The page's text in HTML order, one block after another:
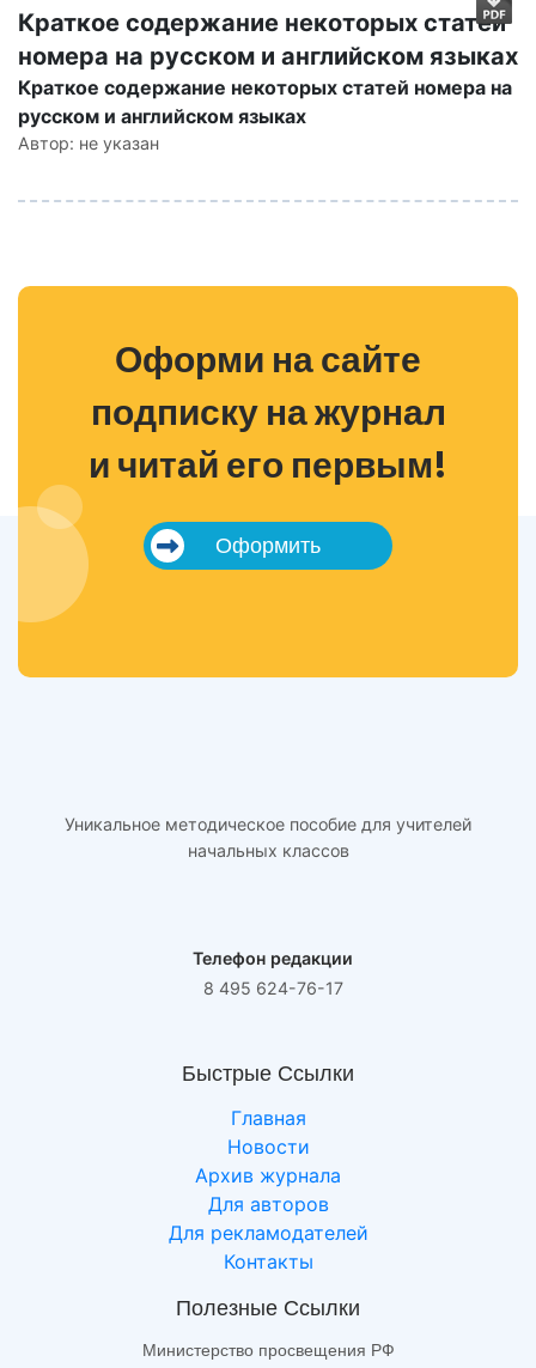
Краткое содержание некоторых статей
номера на русском и английском языках
Краткое содержание некоторых статей номера на
русском и английском языках
Автор: не указан
Оформи на сайте
подписку на журнал
и читай его первым!
Оформить
Уникальное методическое пособие для учителей
начальных классов
Телефон редакции
8 495 624-76-17
Быстрые Ссылки
Главная
Новости
Архив журнала
Для авторов
Для рекламодателей
Контакты
Полезные Ссылки
Министерство просвещения РФ